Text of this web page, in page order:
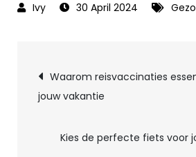
30 April 2024
Post
navigation
Waarom reisvaccinaties
jouw vakantie
Kies de perfecte fiets voor